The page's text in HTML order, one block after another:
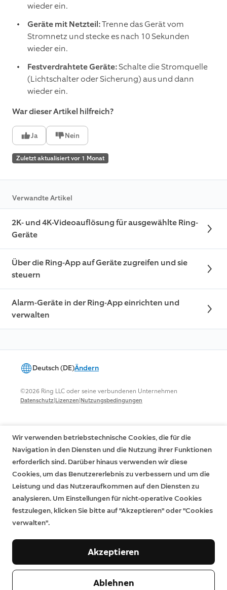
wieder ein.
Geräte mit Netzteil:Trenne das Gerät vom
Stromnetz und stecke es nach 10 Sekunden
wieder ein.
Festverdrahtete Geräte:Schalte die Stromquelle
(Lichtschalter oder Sicherung) aus und dann
wieder ein.
War dieser Artikel hilfreich?
Ja Nein
Zuletzt aktualisiert vor 1 Monat
Verwandte Artikel
2K- und 4K-Videoauflösung für ausgewählte Ring-
Geräte
Über die Ring-App auf Geräte zugreifen und sie
steuern
Alarm-Geräte in der Ring-App einrichten und
verwalten
Deutsch (DE)Ändern
©2026 Ring LLC oder seine verbundenen Unternehmen
Datenschutz|Lizenzen|Nutzungsbedingungen
Wir verwenden betriebstechnische Cookies, die für die
Navigation in den Diensten und die Nutzung ihrer Funktionen
erforderlich sind. Darüber hinaus verwenden wir diese
Cookies, um das Benutzererlebnis zu verbessern und um die
Leistung und das Nutzeraufkommen auf den Diensten zu
analysieren. Um Einstellungen für nicht-operative Cookies
festzulegen, klicken Sie bitte auf "Akzeptieren" oder "Cookies
verwalten".
Ablehnen
Akzeptieren